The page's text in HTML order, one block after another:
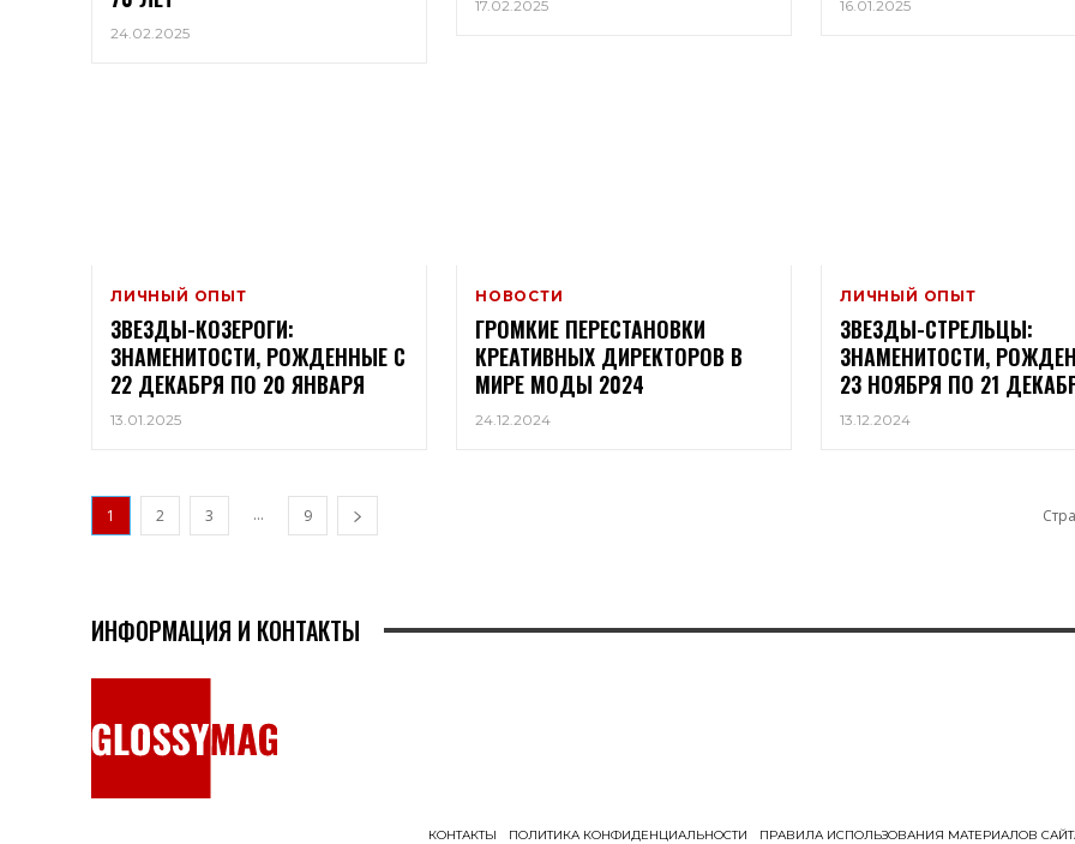
24.02.2025
17.02.2025 16.01.2025
ЛИЧНЫЙ ОПЫТ
ЗВЕЗДЫ-КОЗЕРОГИ:
ЗНАМЕНИТОСТИ, РОЖДЕННЫЕ С
22 ДЕКАБРЯ ПО 20 ЯНВАРЯ
13.01.2025
НОВОСТИ
ГРОМКИЕ ПЕРЕСТАНОВКИ
КРЕАТИВНЫХ ДИРЕКТОРОВ В
МИРЕ МОДЫ 2024
24.12.2024
ЛИЧНЫЙ ОПЫТ
ЗВЕЗДЫ-СТРЕЛЬЦЫ:
ЗНАМЕНИТОСТИ,
23 НОЯБРЯ ПО 21
13.12.2024
1 2 3 ... 9
ИНФОРМАЦИЯ И КОНТАКТЫ
КОНТАКТЫ ПОЛИТИКА КОНФИДЕНЦИАЛЬНОСТИ ПРАВИЛА ИСПОЛЬЗОВАНИЯ МАТЕРИАЛОВ САЙТА